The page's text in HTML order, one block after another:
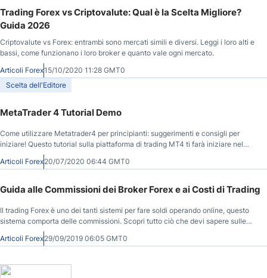
Trading Forex vs Criptovalute: Qual è la Scelta Migliore?
Guida 2026
Criptovalute vs Forex: entrambi sono mercati simili e diversi. Leggi i loro alti e
bassi, come funzionano i loro broker e quanto vale ogni mercato.
Articoli Forex15/10/2020 11:28 GMT0
Scelta dell'Editore
MetaTrader 4 Tutorial Demo
Come utilizzare Metatrader4 per principianti: suggerimenti e consigli per
iniziare! Questo tutorial sulla piattaforma di trading MT4 ti farà iniziare nel
viaggio nel trading forex
Articoli Forex20/07/2020 06:44 GMT0
Guida alle Commissioni dei Broker Forex e ai Costi di Trading
Il trading Forex è uno dei tanti sistemi per fare soldi operando online, questo
sistema comporta delle commissioni. Scopri tutto ciò che devi sapere sulle
commissioni e sui costi dei broker Forex su DailyForex.
Articoli Forex29/09/2019 06:05 GMT0